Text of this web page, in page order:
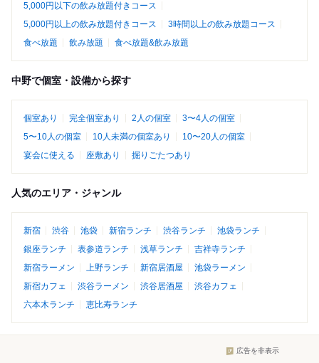
5,000円以下の飲み放題付きコース
5,000円以上の飲み放題付きコース
3時間以上の飲み放題コース
食べ放題
飲み放題 食べ放題&飲み放題
中野で個室・設備から探す
個室あり 完全個室あり 2人の個室
3〜4人の個室
5〜10人の個室
10人未満の個室あり
10〜20人の個室
宴会に使える
座敷あり 掘りごたつあり
人気のエリア・ジャンル
新宿 渋谷 池袋 新宿ランチ 渋谷ランチ
池袋ランチ
銀座ランチ
表参道ランチ 浅草ランチ
吉祥寺ランチ
新宿ラーメン
上野ランチ 新宿居酒屋
池袋ラーメン
新宿カフェ
渋谷ラーメン 渋谷居酒屋
渋谷カフェ
六本木ランチ
恵比寿ランチ
広告を非表示